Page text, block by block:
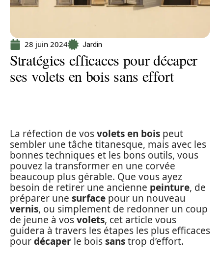
28 juin 2024 Jardin
Stratégies efficaces pour décaper
ses volets en bois sans effort
La réfection de vosvolets en bois peut
sembler une tâche titanesque, mais avec les
bonnes techniques et les bons outils, vous
pouvez la transformer en une corvée
beaucoup plus gérable. Que vous ayez
besoin de retirer une ancienne peinture, de
préparer une surface pour un nouveau
vernis, ou simplement de redonner un coup
de jeune à vosvolets, cet article vous
guidera à travers les étapes les plus efficaces
pourdécaper le boissanstrop d’effort.